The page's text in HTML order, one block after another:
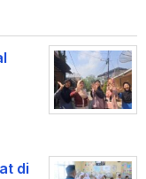
di